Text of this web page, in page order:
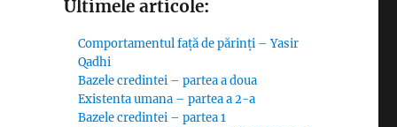
Ultimele articole:
Comportamentul față de părinți – Yasir
Qadhi
Bazele credintei – partea a doua
Existenta umana – partea a 2-a
Bazele credintei – partea 1